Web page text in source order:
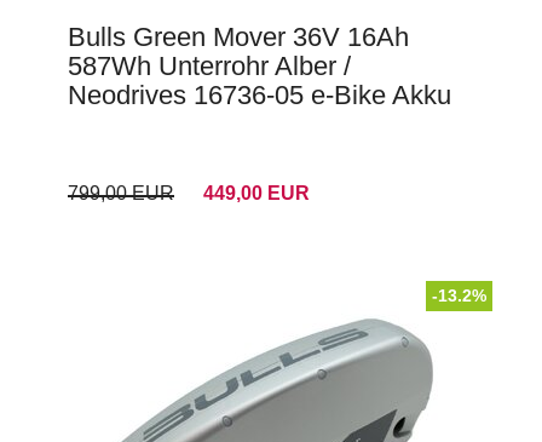
Bulls Green Mover 36V 16Ah
587Wh Unterrohr Alber /
Neodrives 16736-05 e-Bike Akku
799,00 EUR 449,00 EUR
-13.2%